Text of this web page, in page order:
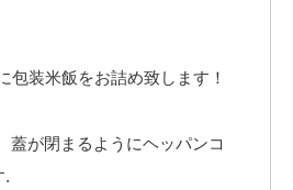
包装米飯をお詰め致します！
蓋が閉まるようにヘッパンコ